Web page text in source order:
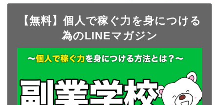
【無料】個人で稼ぐ力を身につける
為のLINEマガジン